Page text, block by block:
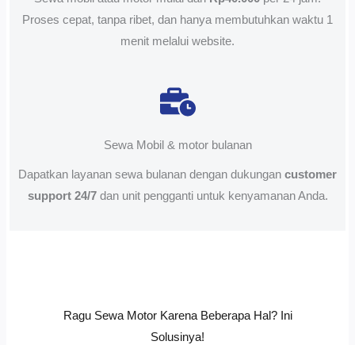
Proses cepat, tanpa ribet, dan hanya membutuhkan waktu 1
menit melalui website.
Sewa Mobil & motor bulanan
Dapatkan layanan sewa bulanan dengan dukungan customer
support 24/7dan unit pengganti untuk kenyamanan Anda.
Ragu Sewa Motor Karena Beberapa Hal? Ini
Solusinya!